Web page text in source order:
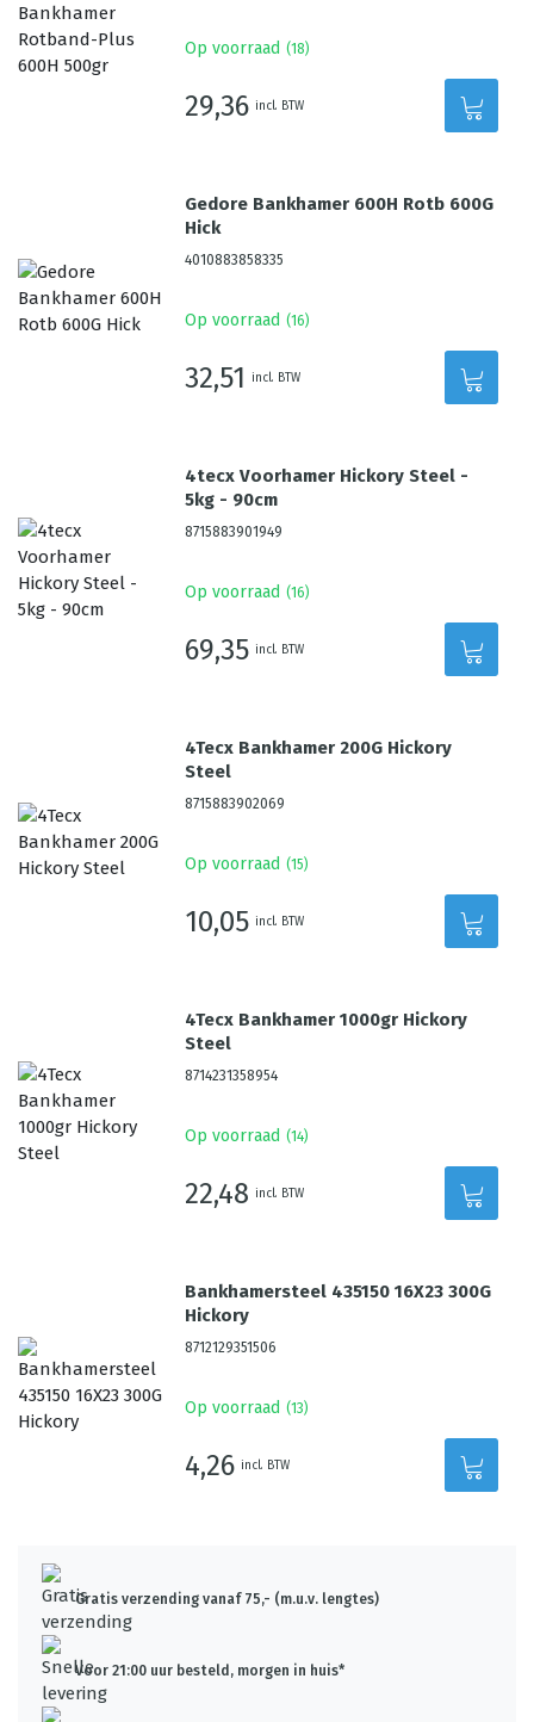
Op voorraad (18)
29,36 incl. BTW
Gedore Bankhamer 600H Rotb 600G
Hick
4010883858335
Op voorraad (16)
32,51 incl. BTW
4tecx Voorhamer Hickory Steel -
5kg - 90cm
8715883901949
Op voorraad (16)
69,35 incl. BTW
4Tecx Bankhamer 200G Hickory
Steel
8715883902069
Op voorraad (15)
10,05 incl. BTW
4Tecx Bankhamer 1000gr Hickory
Steel
8714231358954
Op voorraad (14)
22,48 incl. BTW
Bankhamersteel 435150 16X23 300G
Hickory
8712129351506
Op voorraad (13)
4,26 incl. BTW
Gratis verzending vanaf 75,- (m.u.v. lengtes)
Voor 21:00 uur besteld, morgen in huis*